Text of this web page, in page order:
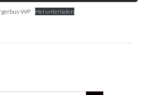
WP Herunterladen